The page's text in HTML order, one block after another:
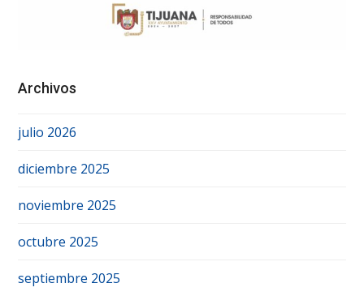
Archivos
julio 2026
diciembre 2025
noviembre 2025
octubre 2025
septiembre 2025